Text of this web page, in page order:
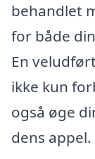
behandlet
for både
En
ikke kun
også øge
dens appel.